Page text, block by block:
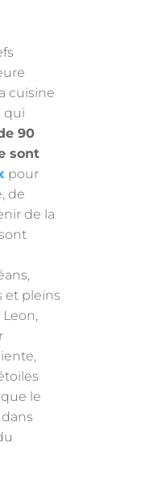
cuisine
qui
90
sont
pour
de
de la
et pleins
le